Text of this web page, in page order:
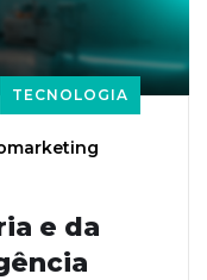
TECNOLOGIA
e da